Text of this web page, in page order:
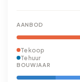
AANBOD
Te koop
Te huur
BOUWJAAR